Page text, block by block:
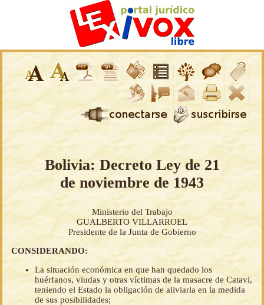
Bolivia: Decreto Ley de 21
de noviembre de 1943
Ministerio del Trabajo
GUALBERTO VILLARROEL
Presidente de la Junta de Gobierno
CONSIDERANDO:
La situación económica en que han quedado los
huérfanos, viudas y otras víctimas de la masacre de Catavi,
teniendo el Estado la obligación de aliviarla en la medida
de sus posibilidades;